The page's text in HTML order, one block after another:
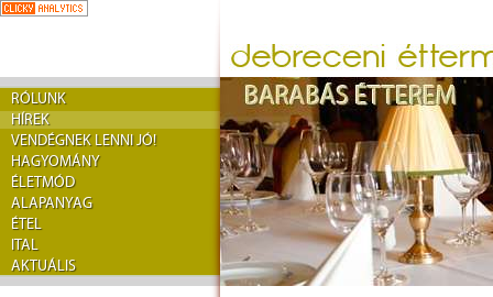
RÓLUNK
HÍREK
VENDÉGNEK LENNI JÓ!
HAGYOMÁNY
ÉLETMÓD
ALAPANYAG
ÉTEL
ITAL
AKTUÁLIS